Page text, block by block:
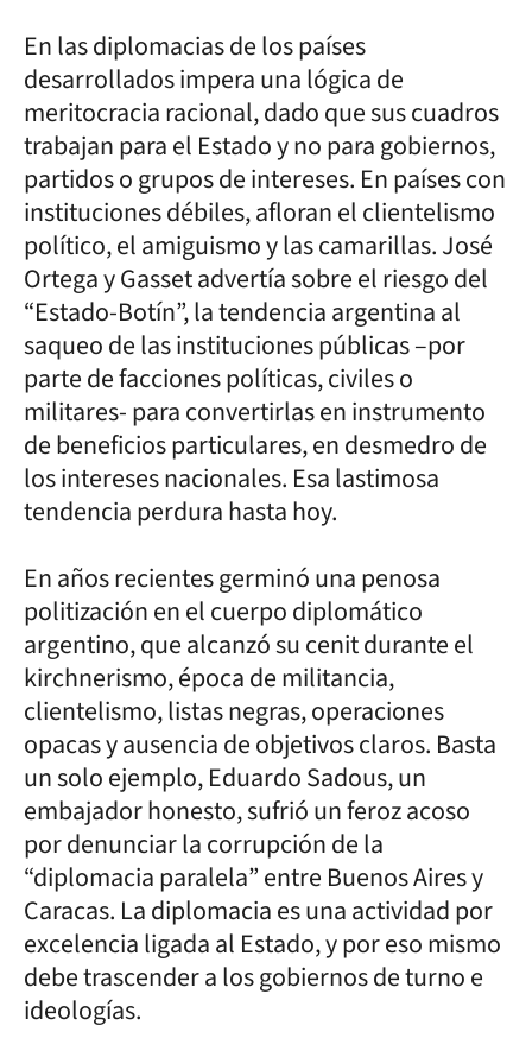
En las diplomacias de los países
desarrollados impera una lógica de
meritocracia racional, dado que sus cuadros
trabajan para el Estado y no para gobiernos,
partidos o grupos de intereses. En países con
instituciones débiles, afloran el clientelismo
político, el amiguismo y las camarillas. José
Ortega y Gasset advertía sobre el riesgo del
“Estado-Botín”, la tendencia argentina al
saqueo de las instituciones públicas –por
parte de facciones políticas, civiles o
militares- para convertirlas en instrumento
de beneficios particulares, en desmedro de
los intereses nacionales. Esa lastimosa
tendencia perdura hasta hoy.
En años recientes germinó una penosa
politización en el cuerpo diplomático
argentino, que alcanzó su cenit durante el
kirchnerismo, época de militancia,
clientelismo, listas negras, operaciones
opacas y ausencia de objetivos claros. Basta
un solo ejemplo, Eduardo Sadous, un
embajador honesto, sufrió un feroz acoso
por denunciar la corrupción de la
“diplomacia paralela” entre Buenos Aires y
Caracas. La diplomacia es una actividad por
excelencia ligada al Estado, y por eso mismo
debe trascender a los gobiernos de turno e
ideologías.